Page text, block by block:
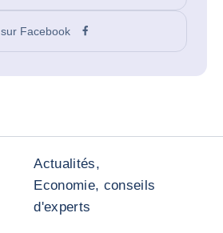
sur Facebook
Actualités,
Economie, conseils
d'experts